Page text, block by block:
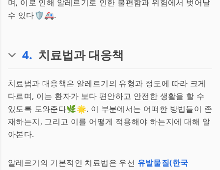
며, 이로 인해 알레르기로 인한 불편함과 위험에서 벗어날
수 있다🛡️🚑.
4. 치료법과 대응책
치료법과 대응책은 알레르기의 유형과 정도에 따라 크게
다르며, 이는 환자가 보다 편안하고 안전한 생활을 할 수
있도록 도와준다🌿🌟. 이 부분에서는 어떠한 방법들이 존
재하는지, 그리고 이를 어떻게 적용해야 하는지에 대해 알
아본다.
알레르기의 기본적인 치료법은 우선 유발물질(한국